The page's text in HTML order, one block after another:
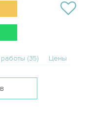
(35) Цены